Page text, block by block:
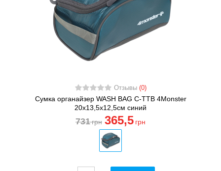
Отзывы (0)
Сумка органайзер WASH BAG C-TTB 4Monster
20х13,5х12,5см синий
731грн 365,5 грн